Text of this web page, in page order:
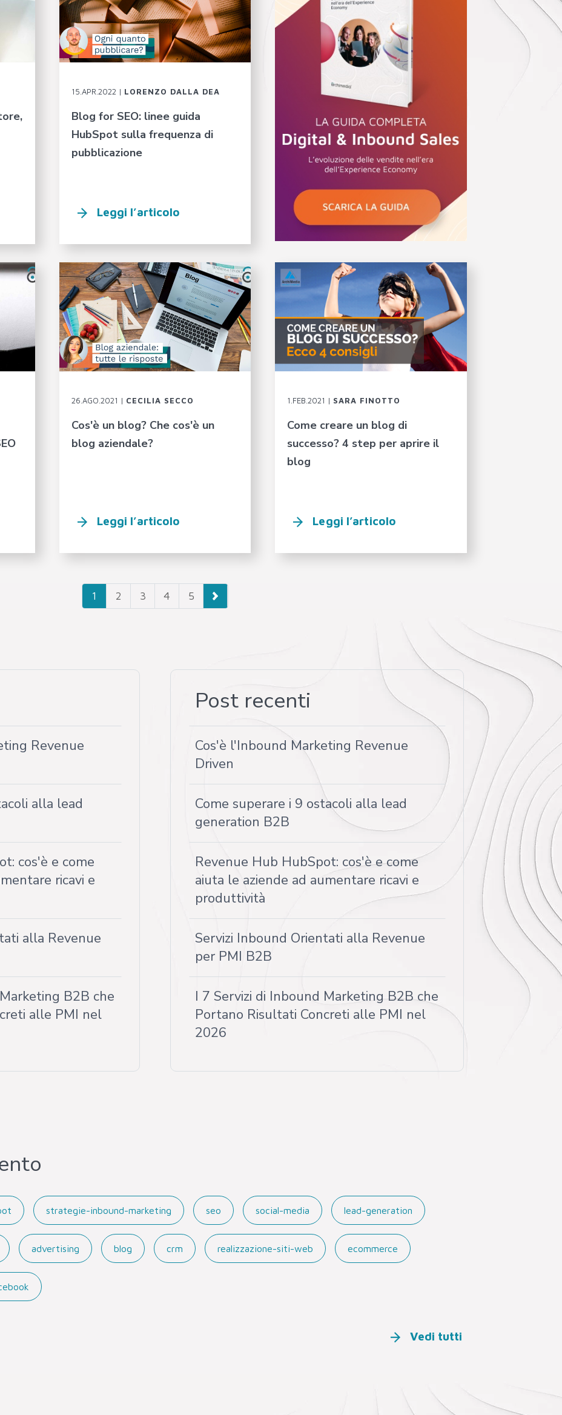
15.APR.2022 | LORENZO DALLA DEA
Blog for SEO: linee guida
HubSpot sulla frequenza di
pubblicazione
Leggi l’articolo
26.AGO.2021 | CECILIA SECCO
Cos'è un blog? Che cos'è un
blog aziendale?
Leggi l’articolo
1.FEB.2021 | SARA FINOTTO
Come creare un blog di
successo? 4 step per aprire il
blog
Leggi l’articolo
1 2 3 4 5
Revenue
alla lead
cos'è e come
ricavi e
alla Revenue
B2B che
alle PMI nel
Post recenti
Cos'è l'Inbound Marketing Revenue
Driven
Come superare i 9 ostacoli alla lead
generation B2B
Revenue Hub HubSpot: cos'è e come
aiuta le aziende ad aumentare ricavi e
produttività
Servizi Inbound Orientati alla Revenue
per PMI B2B
I 7 Servizi di Inbound Marketing B2B che
Portano Risultati Concreti alle PMI nel
2026
strategie-inbound-marketing seo social-media lead-generation
advertising blog crm realizzazione-siti-web ecommerce
Vedi tutti